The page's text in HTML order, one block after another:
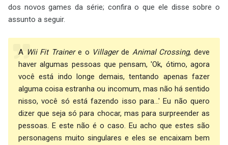
dos novos games da série; confira o que ele disse sobre o
assunto a seguir.
A Wii Fit Trainere o Villagerde Animal Crossing, deve
haver algumas pessoas que pensam, 'Ok, ótimo, agora
você está indo longe demais, tentando apenas fazer
alguma coisa estranha ou incomum, mas não há sentido
nisso, você só está fazendo isso para...' Eu não quero
dizer que seja só para chocar, mas para surpreender as
pessoas. E este não é o caso. Eu acho que estes são
personagens muito singulares e eles se encaixam bem